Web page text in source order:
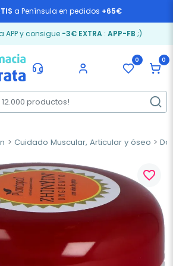
a Península en pedidos +65€
APP y consigue -3€ EXTRA: APP-FB ;)
0 0
Cuidado Muscular, Articular y óseo
favorite_border